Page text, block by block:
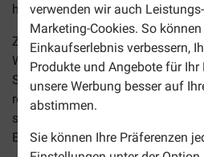
verwenden wir auch
Marketing-Cookies. So
Einkaufserlebnis verbessern,
Produkte und Angebote für Ihr
unsere Werbung besser auf
abstimmen.
Sie können Ihre Präferenzen
hat? Wenden Sie sich dann zügig
Zu guter Letzt vergessen Sie
Winter sehr kalt ist. Das kalte
Schwimmen die Körpertemperatur
reduzieren. Liegt eine dünne
sollten Sie vorsichtig sein, denn
Ertrinkungsgefahr!